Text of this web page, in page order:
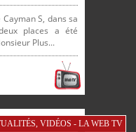
S, dans sa
places a été
Plus...
, VIDÉOS - LA WEB TV